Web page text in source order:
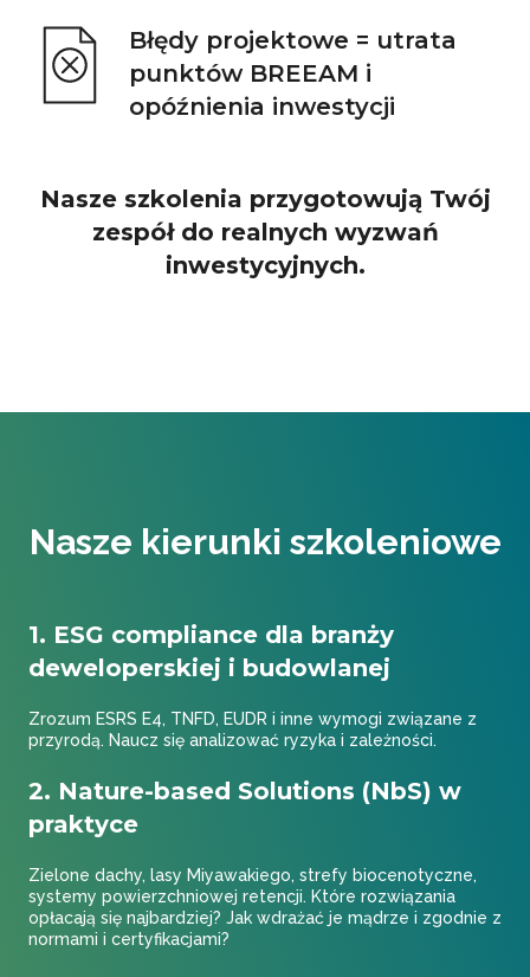
Błędy projektowe = utrata
punktów BREEAM i
opóźnienia inwestycji
Nasze szkolenia przygotowują Twój
zespół do realnych wyzwań
inwestycyjnych.
Nasze kierunki szkoleniowe
1. ESG compliance dla branży
deweloperskiej i budowlanej
Zrozum ESRS E4, TNFD, EUDR i inne wymogi związane z
przyrodą. Naucz się analizować ryzyka i zależności.
2. Nature-based Solutions (NbS) w
praktyce
Zielone dachy, lasy Miyawakiego, strefy biocenotyczne,
systemy powierzchniowej retencji. Które rozwiązania
opłacają się najbardziej? Jak wdrażać je mądrze i zgodnie z
normami i certyfikacjami?